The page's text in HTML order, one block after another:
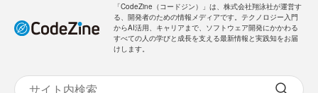
「CodeZine（コードジン）」は、株式会社翔泳社が運営す
る、開発者のための情報メディアです。テクノロジー入門
からAI活用、キャリアまで、ソフトウェア開発にかかわる
すべての人の学びと成長を支える最新情報と実践知をお届
けします。